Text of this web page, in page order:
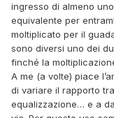
ingresso di almeno
equivalente per
moltiplicato per il
sono diversi uno dei
finché la
A me (a volte) piace
di variare il rapporto
equalizzazione… e a